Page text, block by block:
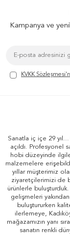
Kampanya ve
KVKK
Sanatla iç içe 29 yıl...
açıldı. Profesyonel
hobi düzeyinde
malzemelere
yıllar müşterimiz
ziyaretçilerimizi de
ürünlerle
gelişmeleri
buluştururken
ilerlemeye,
mağazamızın yanı
sanatın renkli